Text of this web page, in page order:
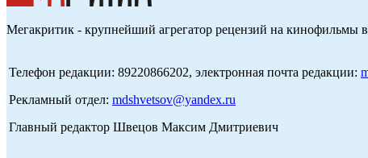
Мегакритик - крупнейший агрегатор рецензий на кинофильмы
Телефон редакции: 89220866202, электронная почта редакции:
Рекламный отдел: mdshvetsov@yandex.ru
Главный редактор Швецов Максим Дмитриевич